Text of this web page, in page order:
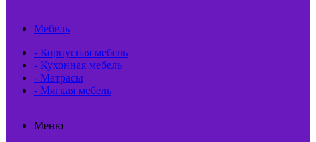
Мебель
- Корпусная мебель
- Кухонная мебель
- Матрасы
- Мягкая мебель
Меню